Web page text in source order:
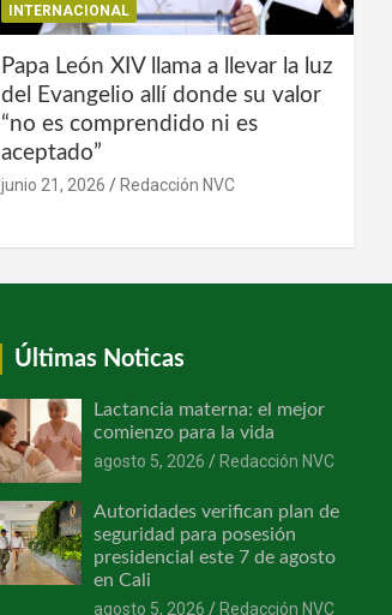
INTERNACIONAL
Papa León XIV llama a llevar la luz
del Evangelio allí donde su valor
“no es comprendido ni es
aceptado”
junio 21, 2026 Redacción NVC
Últimas Noticas
Lactancia materna: el mejor
comienzo para la vida
agosto 5, 2026
Redacción NVC
Autoridades verifican plan de
seguridad para posesión
presidencial este 7 de agosto
en Cali
agosto 5, 2026
Redacción NVC